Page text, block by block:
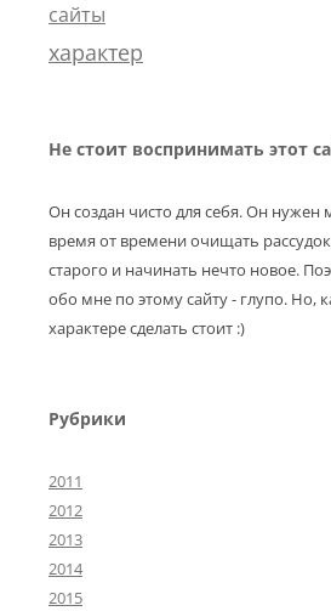
сайты
характер
Не стоит воспринимать этот
Он создан чисто для себя. Он нужен
время от времени очищать
старого и начинать нечто новое.
обо мне по этому сайту - глупо. Но,
характере сделать стоит :)
Рубрики
2011
2012
2013
2014
2015